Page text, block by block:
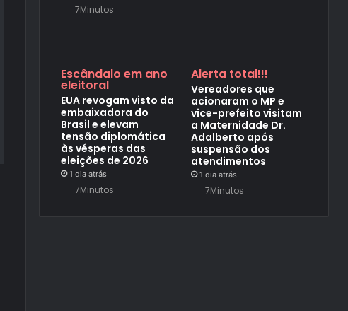
7Minutos
Escândalo em ano
eleitoral
EUA revogam visto da
embaixadora do
Brasil e elevam
tensão diplomática
às vésperas das
eleições de 2026
1 dia atrás
7Minutos
Alerta total!!!
Vereadores que
acionaram o MP e
vice-prefeito visitam
a Maternidade Dr.
Adalberto após
suspensão dos
atendimentos
1 dia atrás
7Minutos